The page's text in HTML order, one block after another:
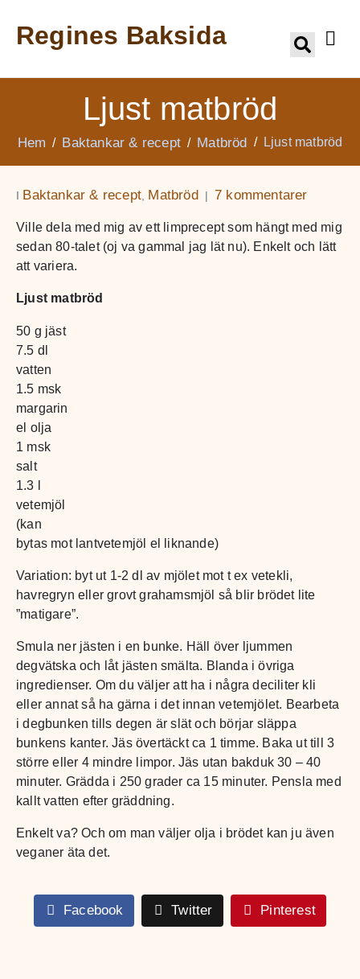
Regines Baksida
Ljust matbröd
Hem Baktankar & recept Matbröd Ljust matbröd
I Baktankar & recept Matbröd 7 kommentarer
Ville dela med mig av ett limprecept som hängt med mig
sedan 80-talet (oj va gammal jag lät nu). Enkelt och lätt
att variera.
Ljust matbröd
50 g jäst
7.5 dl
vatten
1.5 msk
margarin
el olja
1 msk
salt
1.3 l
vetemjöl
(kan
bytas mot lantvetemjöl el liknande)
Variation: byt ut 1-2 dl av mjölet mot t ex vetekli,
havregryn eller grovt grahamsmjöl så blir brödet lite
”matigare”.
Smula ner jästen i en bunke. Häll över ljummen
degvätska och låt jästen smälta. Blanda i övriga
ingredienser. Om du väljer att ha i några deciliter kli
eller annat så ha gärna i det innan vetemjölet. Bearbeta
i degbunken tills degen är slät och börjar släppa
bunkens kanter. Jäs övertäckt ca 1 timme. Baka ut till 3
större eller 4 mindre limpor. Jäs utan bakduk 30 – 40
minuter. Grädda i 250 grader ca 15 minuter. Pensla med
kallt vatten efter gräddning.
Enkelt va? Och om man väljer olja i brödet kan ju även
veganer äta det.
Facebook Twitter Pinterest